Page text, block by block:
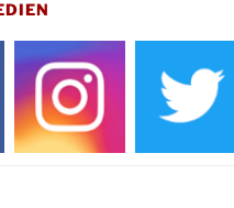
des Honterus Chors im
um 19:00 Uhr
im Ev. Gemeindehaus von